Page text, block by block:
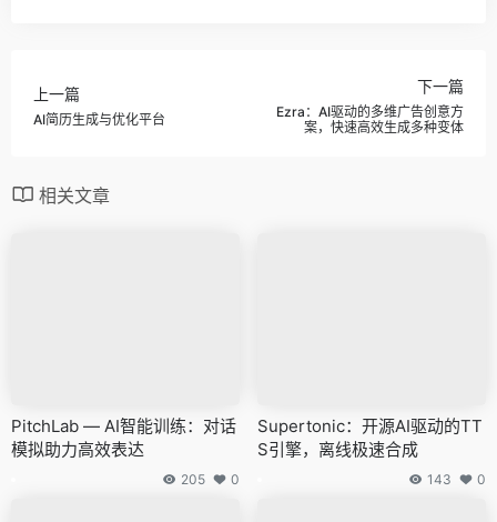
上一篇
AI简历生成与优化平台
下一篇
Ezra：AI驱动的多维广告创意方
案，快速高效生成多种变体
相关文章
PitchLab — AI智能训练：对话
模拟助力高效表达
205 0
Supertonic：开源AI驱动的TT
S引擎，离线极速合成
143 0